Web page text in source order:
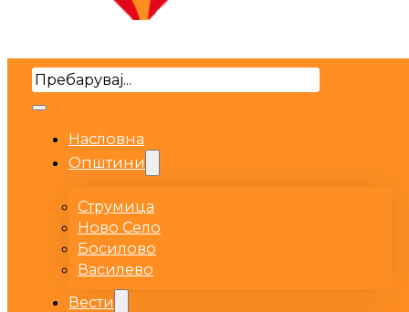
Search
Насловна
Општини
Струмица
Ново Село
Босилово
Василево
Вести